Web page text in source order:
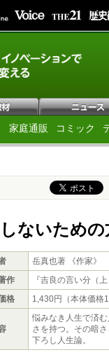
家庭通販 コミック
ないための
岳真也著 《作家》
作
『吉良の言い分（
格
1,430円（本体価格
悩みなき人生で済
さを持つ。その暗
下ろし人生論。